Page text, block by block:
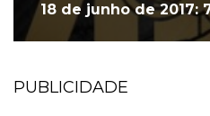
18 de junho de 2017:
PUBLICIDADE